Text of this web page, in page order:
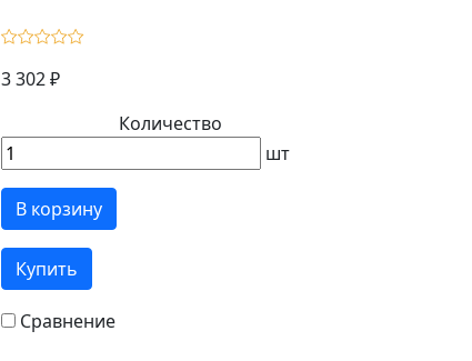
3 302 ₽
Количество
шт
В корзину
Купить
Сравнение